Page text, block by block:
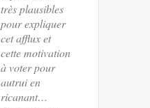
très plausibles
pour expliquer
cet afflux et
cette motivation
à voter pour
autrui en
ricanant…